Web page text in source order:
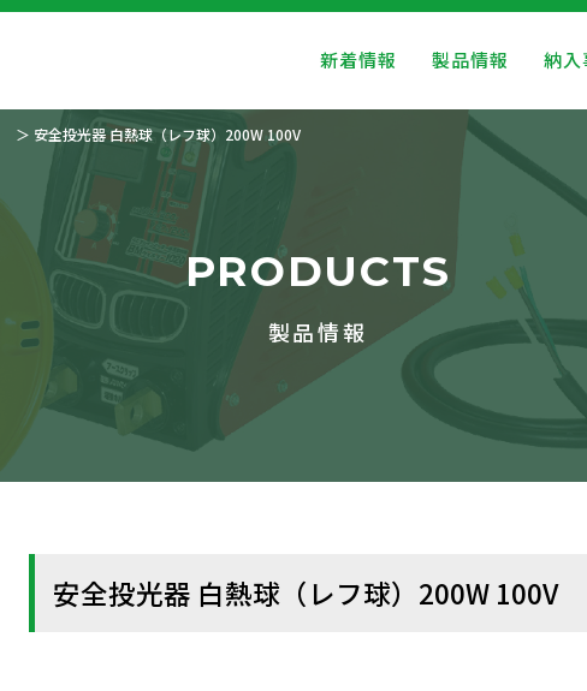
新着情報 製品情報 納入
安全投光器 白熱球（レフ球）200W 100V
PRODUCTS
製品情報
安全投光器 白熱球（レフ球）200W 100V